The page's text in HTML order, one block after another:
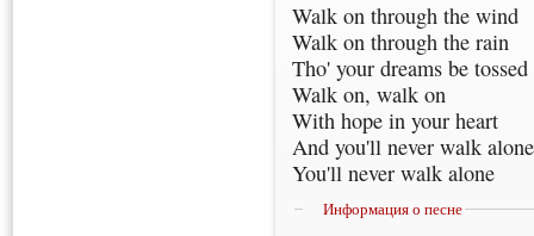
Walk on through the wind
Walk on through the rain
Tho' your dreams be
Walk on, walk on
With hope in your heart
And you'll never walk alone
You'll never walk alone
Информация о песне